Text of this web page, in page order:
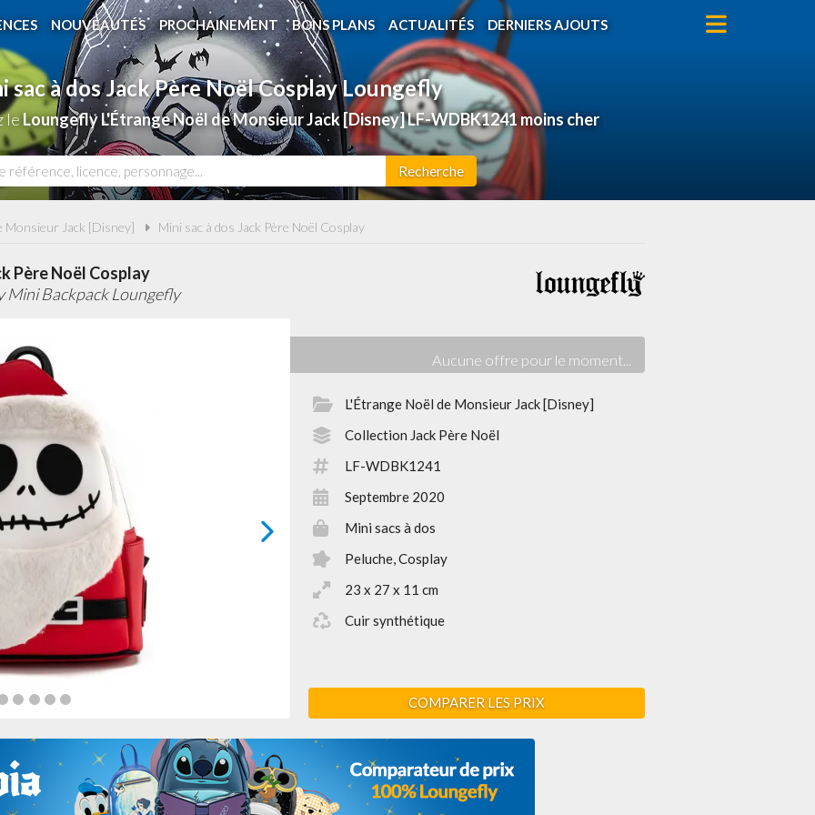
NOUVEAUTÉS PROCHAINEMENT BONS PLANS ACTUALITÉS DERNIERS AJOUTS
sac à dos Jack Père Noël Cosplay Loungefly
leLoungefly L'Étrange Noël de Monsieur Jack [Disney] LF-WDBK1241 moins cher
Recherche
Monsieur Jack [Disney] Mini sac à dos Jack Père Noël Cosplay
Père Noël Cosplay
Mini Backpack Loungefly
L'Étrange Noël de Monsieur Jack [Disney]
Collection Jack Père Noël
LF-WDBK1241
Septembre 2020
Mini sacs à dos
Peluche, Cosplay
23 x 27 x 11 cm
Cuir synthétique
COMPARER LES PRIX